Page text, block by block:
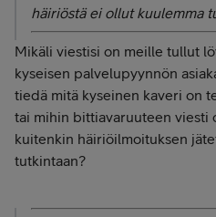
häiriöstä ei ollut kuulemma
Mikäli viestisi on meille tullut
kyseisen palvelupyynnön
tiedä mitä kyseinen kaveri on
tai mihin bittiavaruuteen viesti
kuitenkin häiriöilmoituksen
tutkintaan?